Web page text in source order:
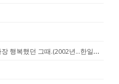
다시는 없을 역사상 전국민이 가장 행복했던 그때.(2002년...한일월드...